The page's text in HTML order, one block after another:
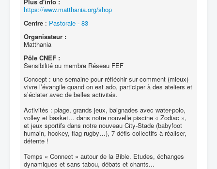
https://www.matthania.org/shop
Centre : Pastorale - 83
Organisateur :
Matthania
Pôle CNEF :
Sensibilité ou membre Réseau FEF
Concept : une semaine pour réfléchir sur comment (mieux)
vivre l’évangile quand on est ado, participer à des ateliers et
s’éclater avec de belles activités.
Activités : plage, grands jeux, baignades avec water-polo,
volley et basket… dans notre nouvelle piscine « Zodiac »,
et jeux sportifs dans notre nouveau City-Stade (babyfoot
humain, hockey, flag-rugby…), 7 défis collectifs à réaliser,
détente !
Temps « Connect » autour de la Bible. Etudes, échanges
dynamiques et sans tabou, débats et chants...